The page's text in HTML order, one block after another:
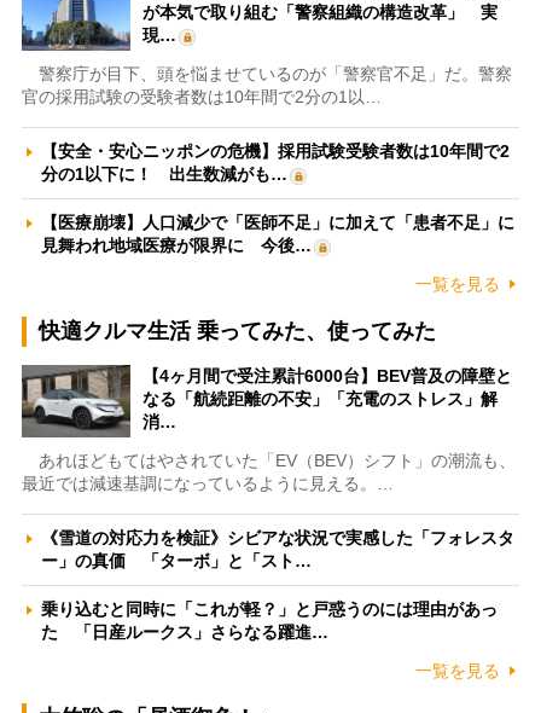
が本気で取り組む「警察組織の構造改革」 実
現…
警察庁が目下、頭を悩ませているのが「警察官不足」だ。警察
官の採用試験の受験者数は10年間で2分の1以…
【安全・安心ニッポンの危機】採用試験受験者数は10年間で2
分の1以下に！ 出生数減がも…
【医療崩壊】人口減少で「医師不足」に加えて「患者不足」に
見舞われ地域医療が限界に 今後…
一覧を見る
快適クルマ生活 乗ってみた、使ってみた
【4ヶ月間で受注累計6000台】BEV普及の障壁と
なる「航続距離の不安」「充電のストレス」解
消…
あれほどもてはやされていた「EV（BEV）シフト」の潮流も、
最近では減速基調になっているように見える。…
《雪道の対応力を検証》シビアな状況で実感した「フォレスタ
ー」の真価 「ターボ」と「スト…
乗り込むと同時に「これが軽？」と戸惑うのには理由があっ
た 「日産ルークス」さらなる躍進…
一覧を見る